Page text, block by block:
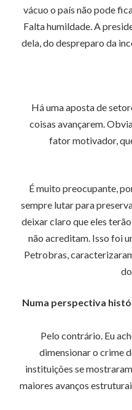
vácuo o país não pode
Falta humildade. A
dela, do despreparo da
Há uma aposta de
coisas avançarem.
fator motivador,
É muito preocupante,
sempre lutar para
deixar claro que eles
não acreditam. Isso foi
Petrobras,
Numa perspectiva
Pelo contrário. Eu
dimensionar o crime
instituições se
maiores avanços